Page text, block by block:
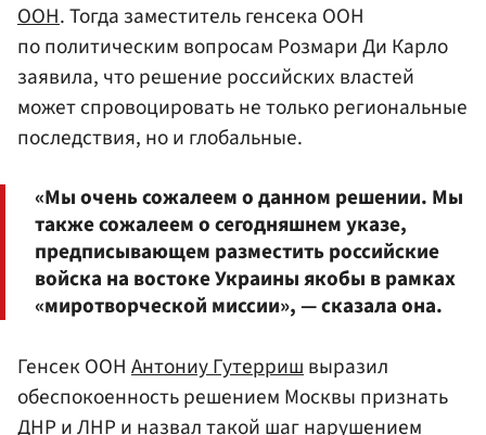
ООН. Тогда заместитель генсека ООН
по политическим вопросам Розмари Ди Карло
заявила, что решение российских властей
может спровоцировать не только региональные
последствия, но и глобальные.
«Мы очень сожалеем о данном решении. Мы
также сожалеем о сегодняшнем указе,
предписывающем разместить российские
войска на востоке Украины якобы в рамках
«миротворческой миссии», — сказала она.
Генсек ООН Антониу Гутерришвыразил
обеспокоенность решением Москвы признать
ДНР и ЛНР и назвал такой шаг нарушением